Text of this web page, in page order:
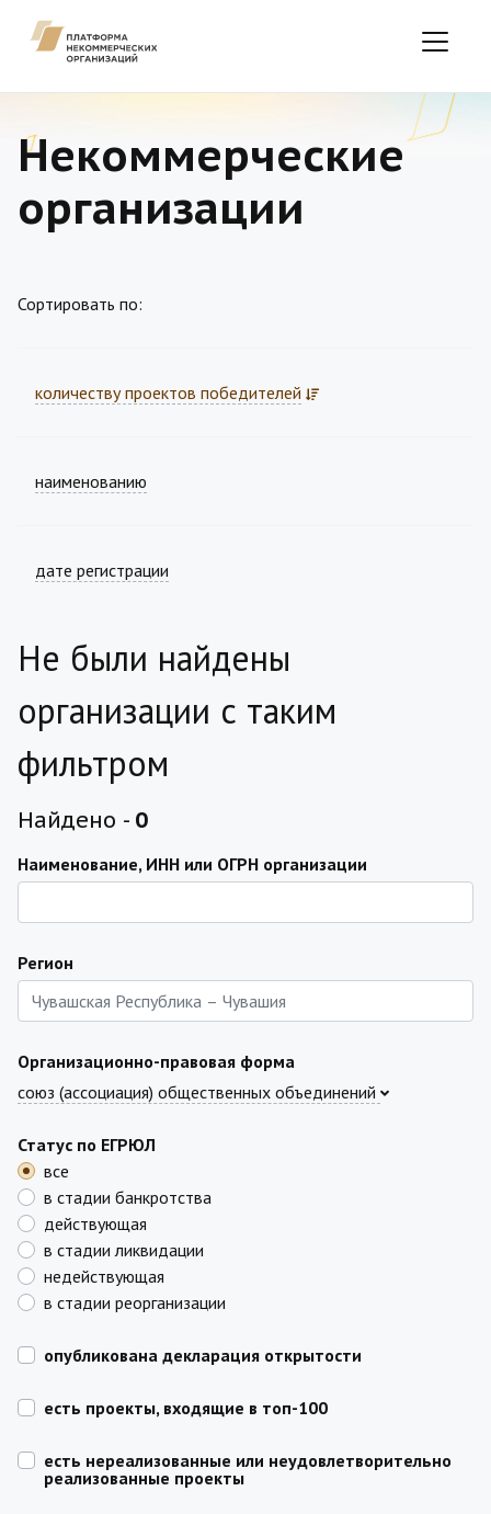
Некоммерческие
организации
Сортировать по:
количеству проектов победителей
наименованию
дате регистрации
Не были найдены
организации с таким
фильтром
Найдено - 0
Наименование, ИНН или ОГРН организации
Регион
Организационно-правовая форма
союз (ассоциация) общественных объединений
Статус по ЕГРЮЛ
все
в стадии банкротства
действующая
в стадии ликвидации
недействующая
в стадии реорганизации
опубликована декларация открытости
есть проекты, входящие в топ-100
есть нереализованные или неудовлетворительно
реализованные проекты